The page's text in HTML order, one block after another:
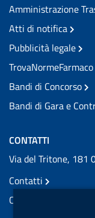
Amministrazione
Atti di notifica
Pubblicità legale
TrovaNormeFarmaco
Bandi di Concorso
Bandi di Gara e
CONTATTI
Via del Tritone, 181
Contatti
Contatti PEC